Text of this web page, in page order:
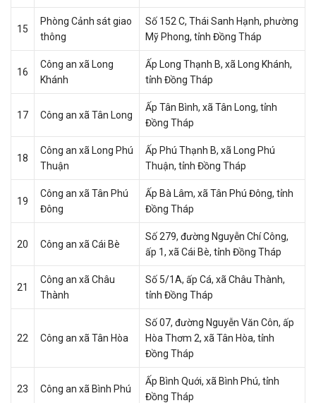
15
Phòng Cảnh sát giao
thông
Số 152 C, Thái Sanh Hạnh, phường
Mỹ Phong, tỉnh Đồng Tháp
16
Công an xã Long
Khánh
Ấp Long Thạnh B, xã Long Khánh,
tỉnh Đồng Tháp
17 Công an xã Tân Long
Ấp Tân Bình, xã Tân Long, tỉnh
Đồng Tháp
18
Công an xã Long Phú
Thuận
Ấp Phú Thạnh B, xã Long Phú
Thuận, tỉnh Đồng Tháp
19
Công an xã Tân Phú
Đông
Ấp Bà Lâm, xã Tân Phú Đông, tỉnh
Đồng Tháp
20 Công an xã Cái Bè
Số 279, đường Nguyễn Chí Công,
ấp 1, xã Cái Bè, tỉnh Đồng Tháp
21
Công an xã Châu
Thành
Số 5/1A, ấp Cá, xã Châu Thành,
tỉnh Đồng Tháp
22 Công an xã Tân Hòa
Số 07, đường Nguyễn Văn Côn, ấp
Hòa Thơm 2, xã Tân Hòa, tỉnh
Đồng Tháp
23 Công an xã Bình Phú
Ấp Bình Quới, xã Bình Phú, tỉnh
Đồng Tháp